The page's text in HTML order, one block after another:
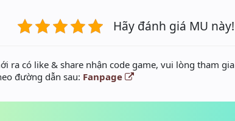
Hãy đánh giá MU này!
ra có like & share nhận code game, vui lòng tham gia
đường dẫn sau: Fanpage